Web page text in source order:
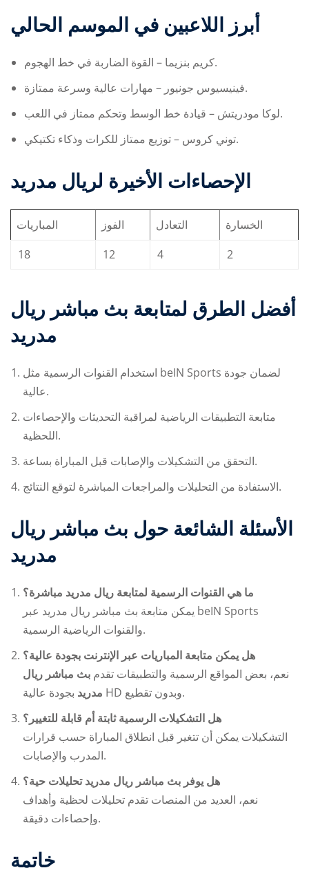
أبرز اللاعبين في الموسم الحالي
كريم بنزيما – القوة الضاربة في خط الهجوم.
فينيسيوس جونيور – مهارات عالية وسرعة ممتازة.
لوكا مودريتش – قيادة خط الوسط وتحكم ممتاز في اللعب.
توني كروس – توزيع ممتاز للكرات وذكاء تكتيكي.
الإحصاءات الأخيرة لريال مدريد
المباريات الفوز التعادل
الخسارة
18
12 4 2
أفضل الطرق لمتابعة بث مباشر ريال
مدريد
استخدام القنوات الرسمية مثل beIN Sports لضمان جودة
عالية.
متابعة التطبيقات الرياضية لمراقبة التحديثات والإحصاءات
اللحظية.
التحقق من التشكيلات والإصابات قبل المباراة بساعة.
الاستفادة من التحليلات والمراجعات المباشرة لتوقع النتائج.
الأسئلة الشائعة حول بث مباشر ريال
مدريد
ما هي القنوات الرسمية لمتابعة ريال مدريد مباشرة؟
يمكن متابعة بث مباشر ريال مدريد عبر beIN Sports
والقنوات الرياضية الرسمية.
هل يمكن متابعة المباريات عبر الإنترنت بجودة عالية؟
نعم، بعض المواقع الرسمية والتطبيقات تقدم بث مباشر ريال
مدريد
بجودة عالية HD وبدون تقطيع.
هل التشكيلات الرسمية ثابتة أم قابلة للتغيير؟
التشكيلات يمكن أن تتغير قبل انطلاق المباراة حسب قرارات
المدرب والإصابات.
هل يوفر بث مباشر ريال مدريدتحليلات حية؟
نعم، العديد من المنصات تقدم تحليلات لحظية وأهداف
وإحصاءات دقيقة.
خاتمة